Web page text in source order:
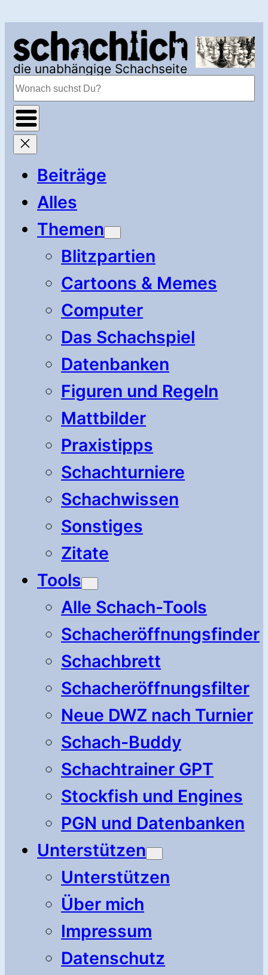
springen
die unabhängige Schachseite
Suchen
Beiträge
Alles
Themen
Blitzpartien
Cartoons & Memes
Computer
Das Schachspiel
Datenbanken
Figuren und Regeln
Mattbilder
Praxistipps
Schachturniere
Schachwissen
Sonstiges
Zitate
Tools
Alle Schach-Tools
Schacheröffnungsfinder
Schachbrett
Schacheröffnungsfilter
Neue DWZ nach Turnier
Schach-Buddy
Schachtrainer GPT
Stockfish und Engines
PGN und Datenbanken
Unterstützen
Unterstützen
Über mich
Impressum
Datenschutz